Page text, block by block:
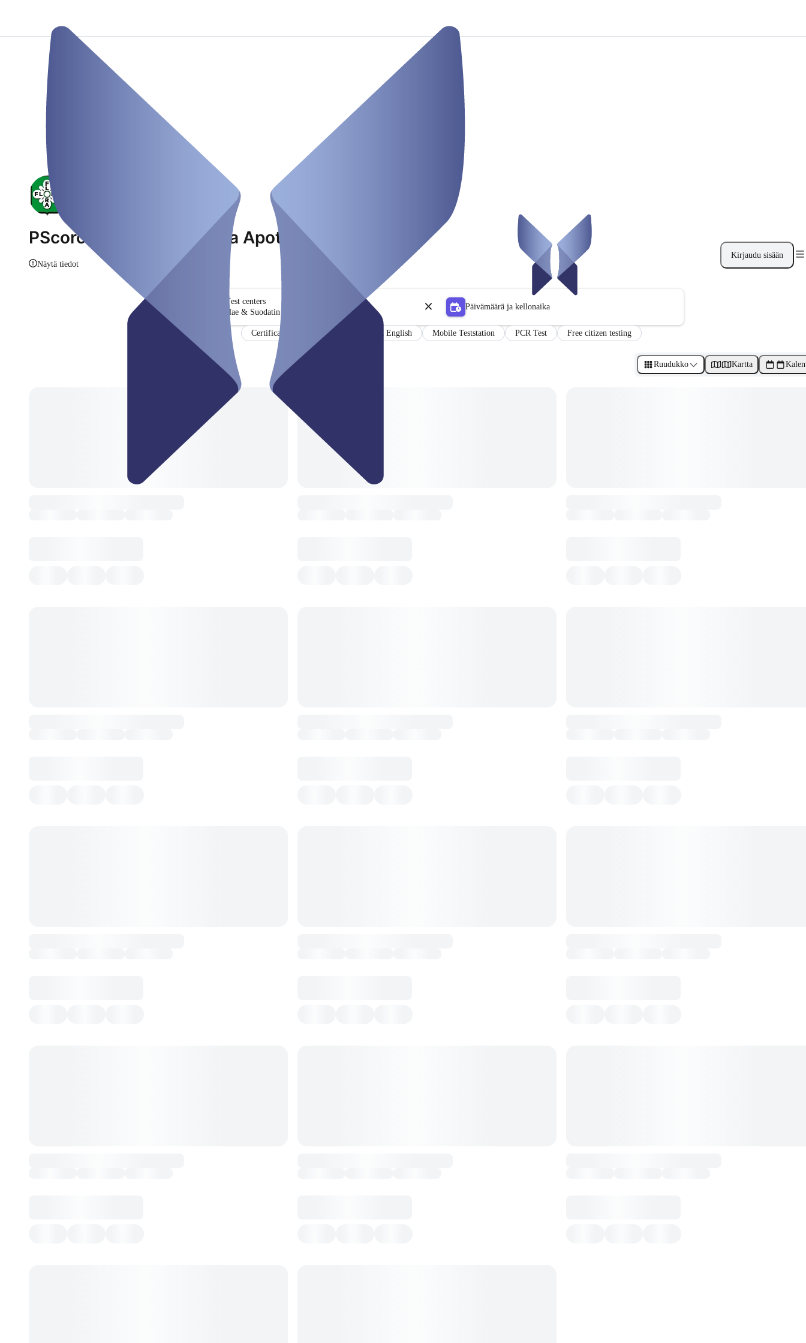
Kirjaudu sisään
PScoronatest an der Flora Apotheke
Näytä tiedot
Test centers
Hae & Suodatin
Päivämäärä ja kellonaika
Certificate Results in German and English Mobile Teststation PCR Test Free citizen testing
Ruudukko Kartta